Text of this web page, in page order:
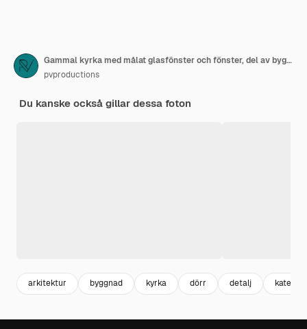
Gammal kyrka med målat glasfönster och fönster, del av byggnaden
pvproductions
Du kanske också gillar dessa foton
arkitektur byggnad kyrka dörr detalj katedral